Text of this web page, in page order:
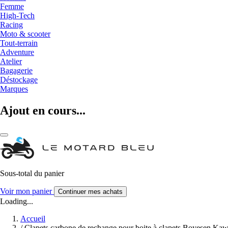
Femme
High-Tech
Racing
Moto & scooter
Tout-terrain
Adventure
Atelier
Bagagerie
Déstockage
Marques
Ajout en cours...
Sous-total du panier
Voir mon panier Continuer mes achats
Loading...
Accueil